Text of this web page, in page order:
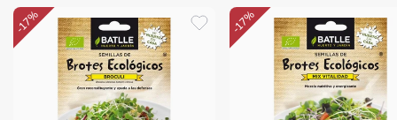
-17% -17%